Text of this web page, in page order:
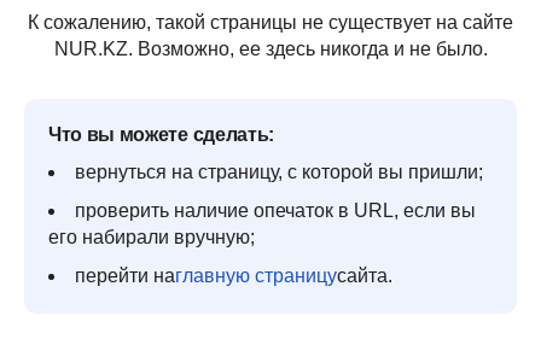
К сожалению, такой страницы не существует на сайте
NUR.KZ. Возможно, ее здесь никогда и не было.
Что вы можете сделать:
вернуться на страницу, с которой вы пришли;
проверить наличие опечаток в URL, если вы
его набирали вручную;
перейти наглавную страницусайта.